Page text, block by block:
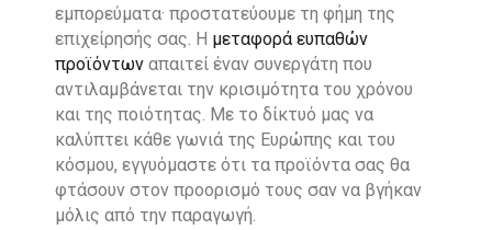
εμπορεύματα· προστατεύουμε τη φήμη της
επιχείρησής σας. Η μεταφορά ευπαθών
προϊόντων απαιτεί έναν συνεργάτη που
αντιλαμβάνεται την κρισιμότητα του χρόνου
και της ποιότητας. Με το δίκτυό μας να
καλύπτει κάθε γωνιά της Ευρώπης και του
κόσμου, εγγυόμαστε ότι τα προϊόντα σας θα
φτάσουν στον προορισμό τους σαν να βγήκαν
μόλις από την παραγωγή.